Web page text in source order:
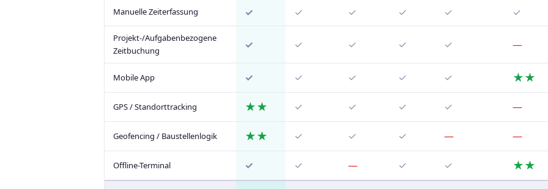
Manuelle Zeiterfassung ✓ ✓ ✓ ✓ ✓ ✓
Projekt-/Aufgabenbezogene
Zeitbuchung
✓ ✓ ✓ ✓ ✓ —
Mobile App ✓ ✓ ✓ ✓ ✓ ★★
GPS / Standorttracking ★★ ✓ ✓ ✓ ✓ —
Geofencing / Baustellenlogik ★★ ✓ ✓ ✓ — —
Offline-Terminal ✓ ✓ — ✓ ✓ ★★